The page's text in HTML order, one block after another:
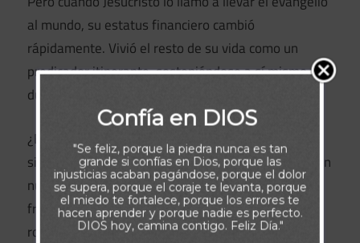
al mundo, su estatus financiero cambió
rápidamente. Vivió el resto de su vida como un
predicador itinerante, sosteniéndose a sí mismo
durante sus viajes misioneros al practicar su oficio.
¿Era poderoso? A los ojos del mundo, Pablo era
simplemente un predicador extraño y atrevido de un
nuevo mensaje. Entraba y salía de prisión,
frecuentemente enfrentado con quienes lo
rodeaban, y además lidiaba con una aflicción no
Confía en DIOS
"Se feliz, porque la piedra nunca es tan
grande si confías en Dios, porque las
injusticias acaban pagándose, porque el dolor
se supera, porque el coraje te levanta, porque
el miedo te fortalece, porque los errores te
hacen aprender y porque nadie es perfecto.
DIOS hoy, camina contigo. Feliz Día."